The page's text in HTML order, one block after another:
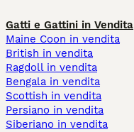
Gatti e Gattini in Vendita
Maine Coon in vendita
British in vendita
Ragdoll in vendita
Bengala in vendita
Scottish in vendita
Persiano in vendita
Siberiano in vendita